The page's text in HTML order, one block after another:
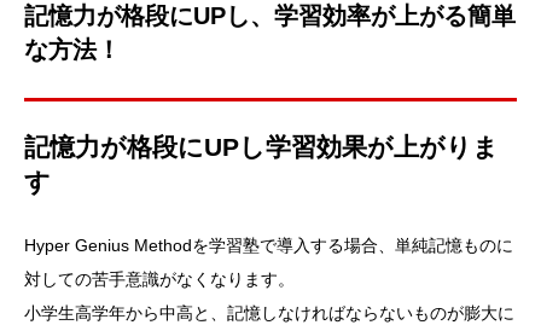
記憶力が格段にUPし、学習効率が上がる簡単
な方法！
記憶力が格段にUPし学習効果が上がりま
す
Hyper Genius Methodを学習塾で導入する場合、単純記憶ものに
対しての苦手意識がなくなります。
小学生高学年から中高と、記憶しなければならないものが膨大に